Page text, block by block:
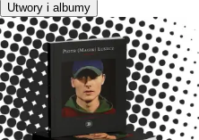
Utwory i albumy